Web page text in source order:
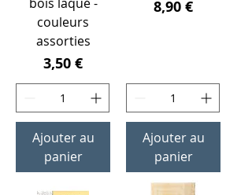
couleurs
assorties
Prix
3,50 €
Ajouter au
panier
Prix
8,90 €
Ajouter au
panier